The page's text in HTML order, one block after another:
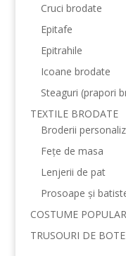
Cruci brodate
Epitafe
Epitrahile
Icoane brodate
Steaguri (prapori
TEXTILE BRODATE
Broderii
Fețe de masa
Lenjerii de pat
Prosoape și
COSTUME
TRUSOURI DE